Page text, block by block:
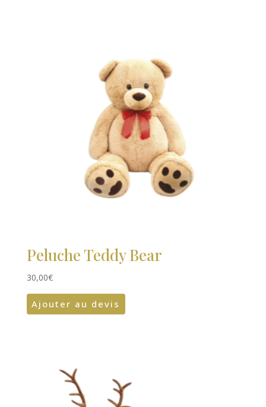
Peluche Teddy Bear
30,00€
Ajouter au devis